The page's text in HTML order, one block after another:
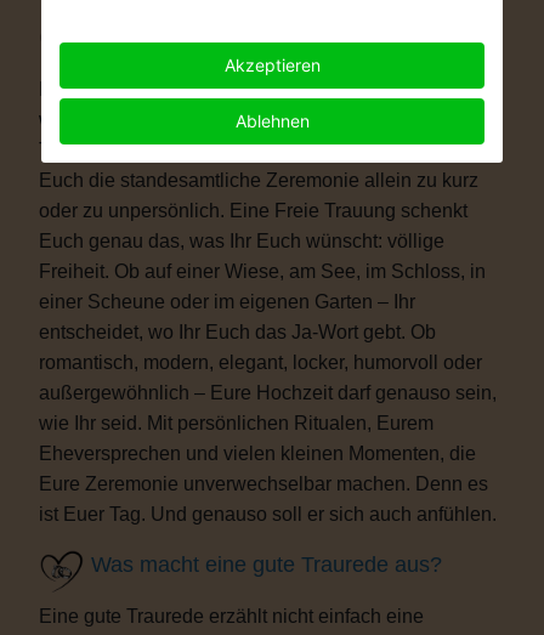
Warum eine Freie Trauung?
Immer mehr Paare wünschen sich eine Hochzeit, die
wirklich zu ihnen passt. Vielleicht ist eine kirchliche
Trauung nicht das Richtige für Euch. Vielleicht ist
Euch die standesamtliche Zeremonie allein zu kurz
oder zu unpersönlich. Eine Freie Trauung schenkt
Euch genau das, was Ihr Euch wünscht: völlige
Freiheit. Ob auf einer Wiese, am See, im Schloss, in
einer Scheune oder im eigenen Garten – Ihr
entscheidet, wo Ihr Euch das Ja-Wort gebt. Ob
romantisch, modern, elegant, locker, humorvoll oder
außergewöhnlich – Eure Hochzeit darf genauso sein,
wie Ihr seid. Mit persönlichen Ritualen, Eurem
Eheversprechen und vielen kleinen Momenten, die
Eure Zeremonie unverwechselbar machen. Denn es
ist Euer Tag. Und genauso soll er sich auch anfühlen.
Was macht eine gute Traurede aus?
Eine gute Traurede erzählt nicht einfach eine
Akzeptieren
Ablehnen